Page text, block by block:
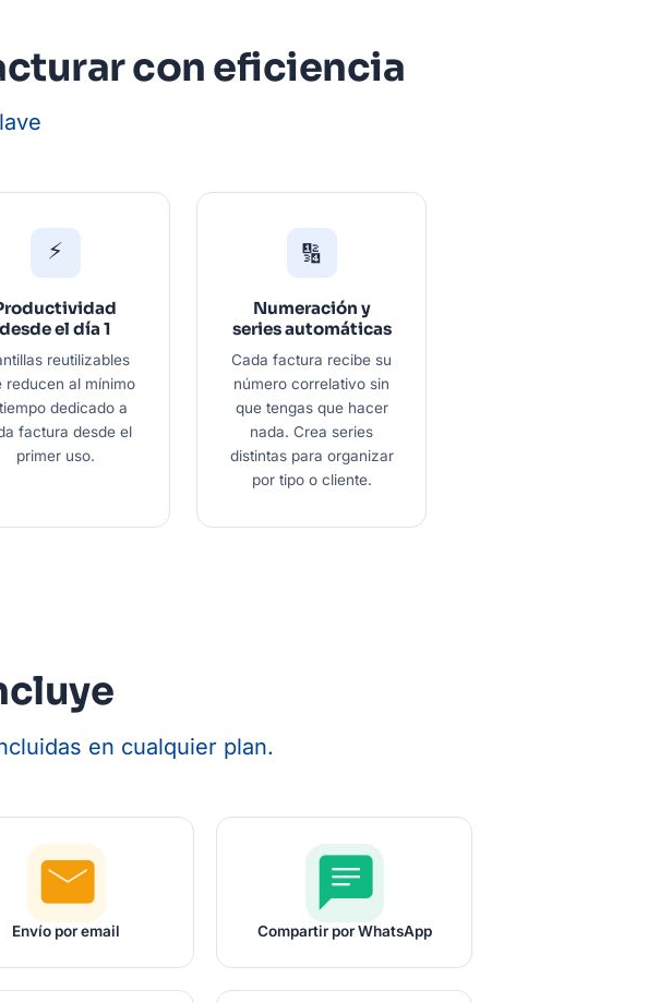
con eficiencia
⚡
desde el día 1
reutilizables
reducen al mínimo
dedicado a
factura desde el
primer uso.
🔢
Numeración y
series automáticas
Cada factura recibe su
número correlativo sin
que tengas que hacer
nada. Crea series
distintas para organizar
por tipo o cliente.
en cualquier plan.
email
Envío por email
chat
Compartir por WhatsApp